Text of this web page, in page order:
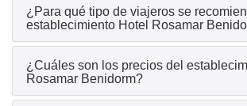
¿Para qué tipo de viajeros se
establecimiento Hotel Rosamar
¿Cuáles son los precios del
Rosamar Benidorm?